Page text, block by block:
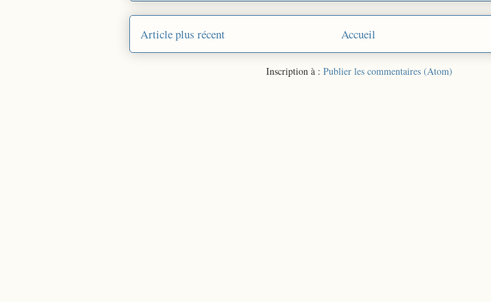
Article plus récent Accueil
Inscription à : Publier les commentaires (Atom)